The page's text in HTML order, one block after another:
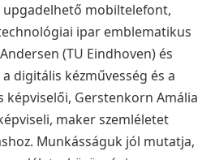
mobiltelefont,
ipar emblematikus
(TU Eindhoven) és
a digitális kézművesség és a
képviselői, Gerstenkorn Amália
maker szemléletet
Munkásságuk jól mutatja,